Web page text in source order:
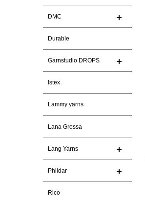
DMC
Durable
Garnstudio DROPS
Istex
Lammy yarns
Lana Grossa
Lang Yarns
Phildar
Rico
23-7-2026
Magnolia Ranch
Snelle levering en een keurig
pakket Ga er weer leuke pakket
van maken voor de markt.